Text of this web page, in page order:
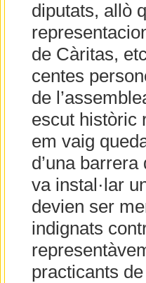
diputats, allò
de Càritas,
centes
de
escut històric
em vaig
d’una
va instal·lar
devien ser
indignats
practicants